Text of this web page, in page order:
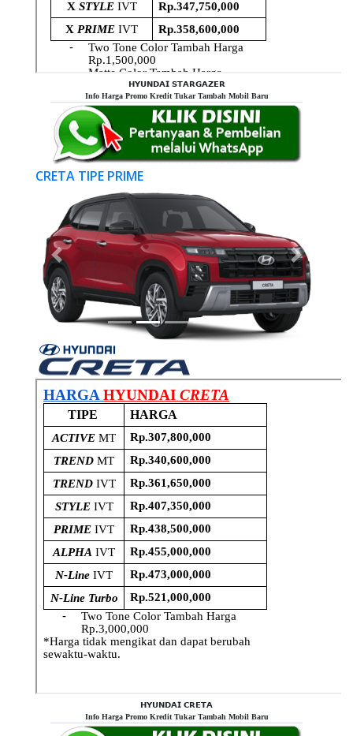
𝗛𝗬𝗨𝗡𝗗𝗔𝗜 𝗦𝗧𝗔𝗥𝗚𝗔𝗭𝗘𝗥
Info Harga Promo Kredit Tukar Tambah Mobil Baru
CRETA TIPE PRIME
Previous Next
𝗛𝗬𝗨𝗡𝗗𝗔𝗜 𝗖𝗥𝗘𝗧𝗔
Info Harga Promo Kredit Tukar Tambah Mobil Baru